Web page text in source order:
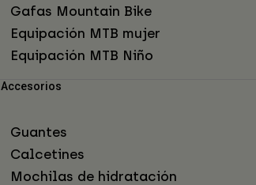
Gafas Mountain Bike
Equipación MTB mujer
Equipación MTB Niño
Accesorios
Guantes
Calcetines
Mochilas de hidratación